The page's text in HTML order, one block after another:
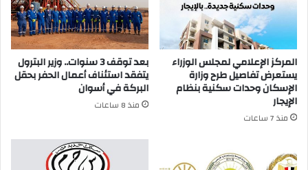
المركز الإعلامي لمجلس الوزراء
يستعرض تفاصيل طرح وزارة
الإسكان وحدات سكنية بنظام
الإيجار
منذ 7 ساعات
بعد توقف 3 سنوات.. وزير البترول
يتفقد استئناف أعمال الحفر بحقل
البركة في أسوان
منذ 8 ساعات